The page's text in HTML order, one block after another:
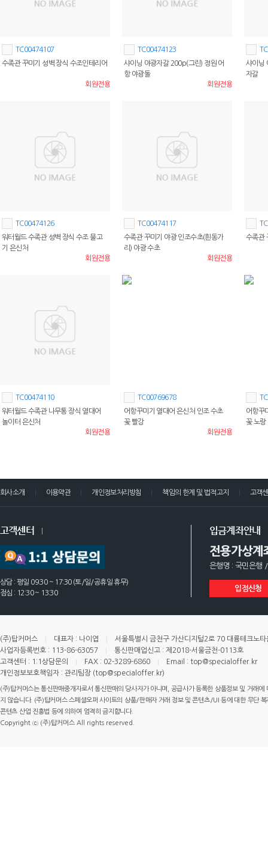
TC00474107
수족관 꾸미기 성벽 장식 수조인테리어
회원전용
TC00474123
샤이닝 야광자갈 200p(그린) 정원 어
항 야광돌
회원전용
샤이닝
자갈
TC00474126
워터월드 수족관 성벽 장식 수조 물고
기 은신처
회원전용
TC00474117
수족관 꾸미기 야광 인조수초(흰동가
리) 야광 수초
회원전용
수족관
TC00474110
워터월드 수족관 나무통 장식 열대어
놀이터 은신처
회원전용
TC00769678
어항꾸미기 열대어 은신처 인조 수초
꽃 빨강
회원전용
어항꾸
꽃 노랑
회사소개 이용약관 개인정보처리방침 책임의 한계 및 법적고지 고객
고객센터
상담 : 평일 09:30 ~ 17:30 (토/일/공휴일 휴무)
점심 : 12:30 ~ 13:30
입금계좌안내
전용가상계
은행명 : 국민은행
입점신청
(주)탑커머스 대표자 : 나이엽
서울특별시 금천구 가산디지털2로 70 대륭테크노
사업자등록번호 : 113-86-63057
통신판매업신고 : 제2018-서울금천-0113호
고객센터 : 1:1상담문의
FAX : 02-3289-6860
Email : top@specialoffer.kr
개인정보보호책임자 : 관리팀장 (top@specialoffer.kr)
(주)탑커머스는 통신판매중개자로서 통신판매의 당사자가 아니며, 공급사가 등록한 상품정보 및 거래
지 않습니다. (주)탑커머스 스페셜오퍼 사이트의 상품/판매자 거래 정보 및 콘텐츠/UI 등에 대한 무단
콘텐츠 산업 진흥법 등에 의하여 엄격히 금지합니다.
Copyright ⓒ (주)탑커머스 All rights reserved.